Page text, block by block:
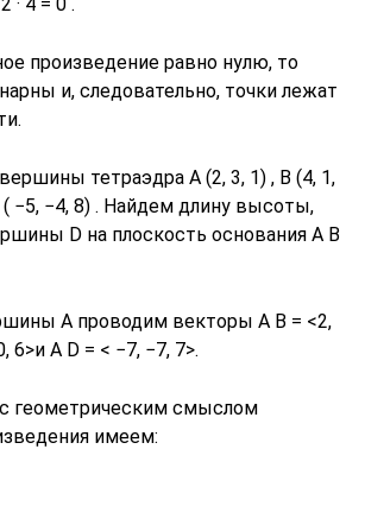
произведение равно нулю, то
и, следовательно, точки лежат
тетраэдра A (2, 3, 1) , B (4, 1,
( −5, −4, 8) . Найдем длину высоты,
D на плоскость основания A B
A проводим векторы A B = <2,
6>и A D = < −7, −7, 7>.
геометрическим смыслом
имеем: